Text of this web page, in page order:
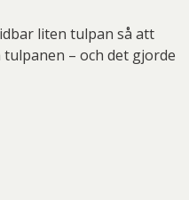
liten tulpan så att
– och det gjorde